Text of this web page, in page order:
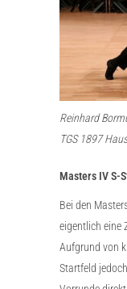
Reinhard
TGS 1897
Masters IV S-
Bei den
eigentlich eine
Aufgrund von
Startfeld